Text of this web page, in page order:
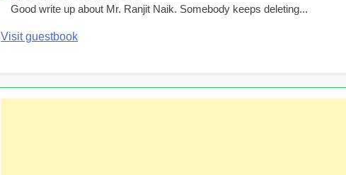
Good write up about Mr. Ranjit Naik. Somebody keeps deleting...
Visit guestbook